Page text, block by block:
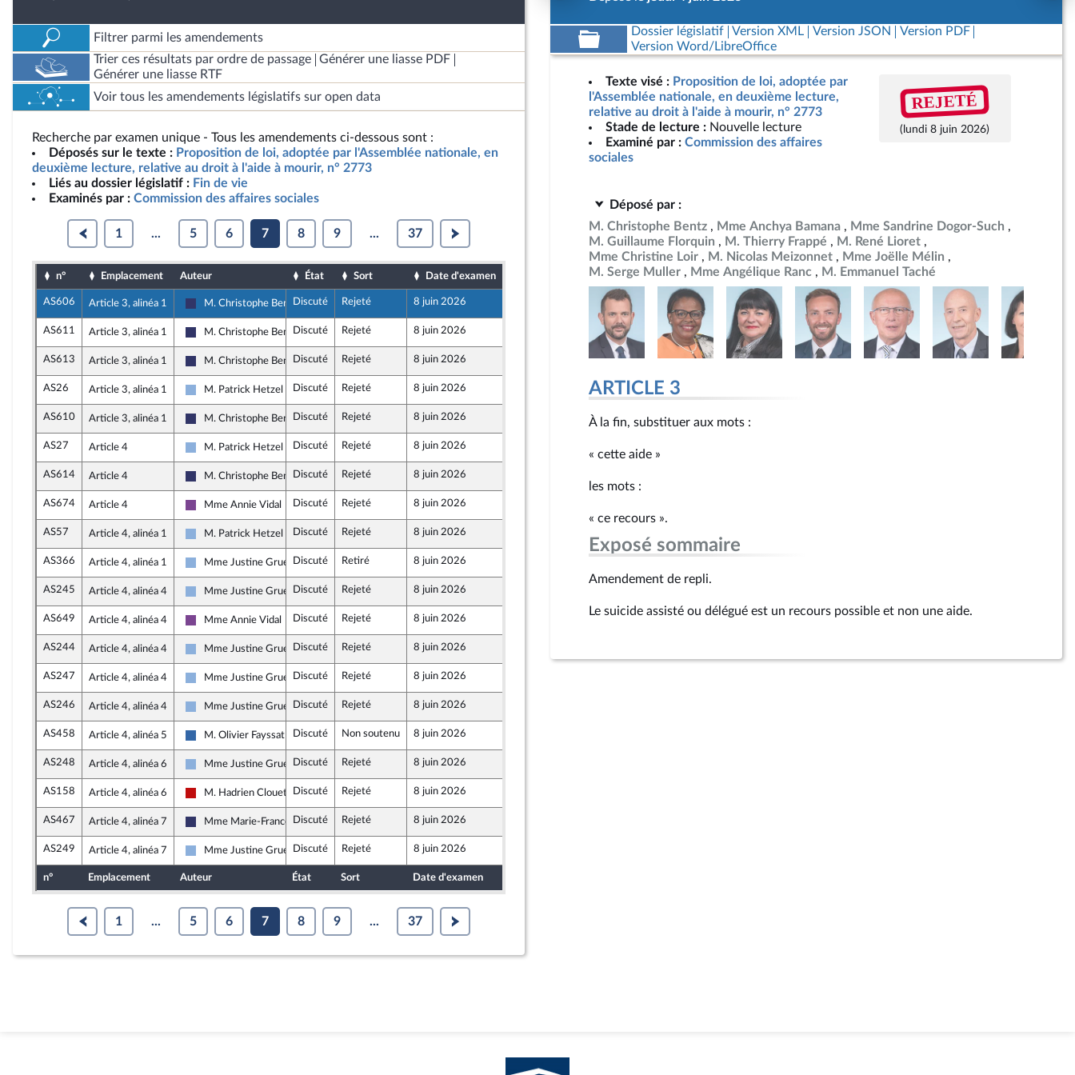
Filtrer parmi les amendements
Trier ces résultats par ordre de passage
Générer une liasse PDF
Générer une liasse RTF
Voir tous les amendements législatifs sur open data
Recherche par examen unique - Tous les amendements ci-dessous sont :
Déposés sur le texte : Proposition de loi, adoptée par l'Assemblée nationale, en
deuxième lecture, relative au droit à l'aide à mourir, n° 2773
Liés au dossier législatif : Fin de vie
Examinés par : Commission des affaires sociales
1 ... 5 6 7 8 9 ... 37
n° Emplacement Auteur État Sort Date d'examen
AS606 Article 3, alinéa 1
Rassemblement National
M. Christophe BentzDiscuté Rejeté 8 juin 2026
AS611 Article 3, alinéa 1
Rassemblement National
M. Christophe BentzDiscuté Rejeté 8 juin 2026
AS613 Article 3, alinéa 1
Rassemblement National
M. Christophe BentzDiscuté Rejeté 8 juin 2026
AS26 Article 3, alinéa 1
Droite Républicaine
M. Patrick Hetzel Discuté Rejeté 8 juin 2026
AS610 Article 3, alinéa 1
Rassemblement National
M. Christophe BentzDiscuté Rejeté 8 juin 2026
AS27 Article 4
Droite Républicaine
M. Patrick Hetzel Discuté Rejeté 8 juin 2026
AS614 Article 4
Rassemblement National
M. Christophe BentzDiscuté Rejeté 8 juin 2026
AS674 Article 4
Ensemble pour la République
Mme Annie Vidal Discuté Rejeté 8 juin 2026
AS57 Article 4, alinéa 1
Droite Républicaine
M. Patrick Hetzel Discuté Rejeté 8 juin 2026
AS366 Article 4, alinéa 1
Droite Républicaine
Mme Justine Gruet Discuté Retiré 8 juin 2026
AS245 Article 4, alinéa 4
Droite Républicaine
Mme Justine Gruet Discuté Rejeté 8 juin 2026
AS649 Article 4, alinéa 4
Ensemble pour la République
Mme Annie Vidal Discuté Rejeté 8 juin 2026
AS244 Article 4, alinéa 4
Droite Républicaine
Mme Justine Gruet Discuté Rejeté 8 juin 2026
AS247 Article 4, alinéa 4
Droite Républicaine
Mme Justine Gruet Discuté Rejeté 8 juin 2026
AS246 Article 4, alinéa 4
Droite Républicaine
Mme Justine Gruet Discuté Rejeté 8 juin 2026
AS458 Article 4, alinéa 5
Union des droites pour la République
M. Olivier Fayssat Discuté Non soutenu 8 juin 2026
AS248 Article 4, alinéa 6
Droite Républicaine
Mme Justine Gruet Discuté Rejeté 8 juin 2026
AS158 Article 4, alinéa 6
La France insoumise - Nouveau Front Populaire
M. Hadrien Clouet Discuté Rejeté 8 juin 2026
AS467 Article 4, alinéa 7
Rassemblement National
Mme Marie-France Lorho
Discuté Rejeté 8 juin 2026
AS249 Article 4, alinéa 7
Droite Républicaine
Mme Justine Gruet Discuté Rejeté 8 juin 2026
n° Emplacement Auteur État Sort Date d'examen
1 ... 5 6 7 8 9 ... 37
Dossier législatif Version XML Version JSON
Version PDF
Version Word/LibreOffice
Texte visé : Proposition de loi, adoptée par
l'Assemblée nationale, en deuxième lecture,
relative au droit à l'aide à mourir, n° 2773
Stade de lecture : Nouvelle lecture
Examiné par : Commission des affaires
sociales
REJETÉ
(lundi 8 juin 2026)
Déposé par :
M. Christophe Bentz
Mme Anchya Bamana
Mme Sandrine Dogor-Such
M. Guillaume Florquin
M. Thierry Frappé
M. René Lioret
Mme Christine Loir
M. Nicolas Meizonnet
Mme Joëlle Mélin
M. Serge Muller
Mme Angélique Ranc M. Emmanuel Taché
ARTICLE 3
À la fin, substituer aux mots :
« cette aide »
les mots :
« ce recours ».
Exposé sommaire
Amendement de repli.
Le suicide assisté ou délégué est un recours possible et non une aide.